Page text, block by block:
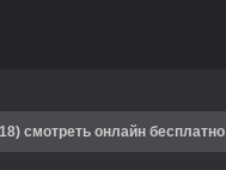
смотреть онлайн бесплатно